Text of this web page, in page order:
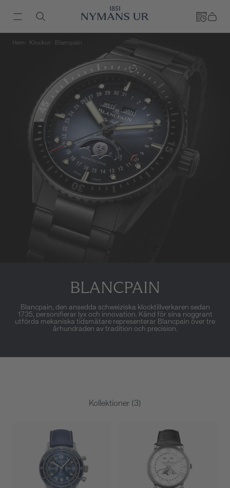
Hem Klockor Blancpain
BLANCPAIN
Blancpain, den ansedda schweiziska klocktillverkaren sedan
1735, personifierar lyx och innovation. Känd för sina noggrant
utförda mekaniska tidsmätare representerar Blancpain över tre
århundraden av tradition och precision.
Kollektioner (3)